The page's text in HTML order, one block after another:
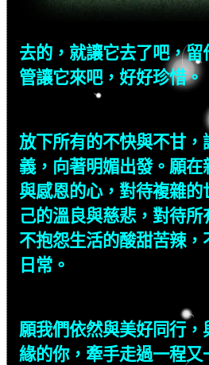
去的，就讓它去了吧，
管讓它來吧，好好珍惜。
放下所有的不快與不甘，
義，向著明媚出發。願
與感恩的心，對待複雜的
己的溫良與慈悲，對待所
不抱怨生活的酸甜苦辣
日常。
願我們依然與美好同行
緣的你，牽手走過一程又